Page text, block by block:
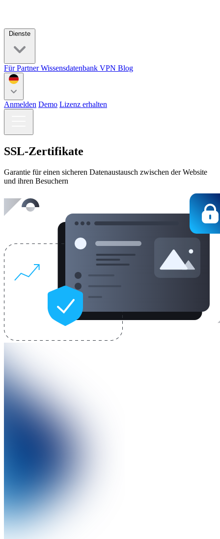
Dienste
Für PartnerWissensdatenbank VPN Blog
Anmelden Demo Lizenz erhalten
SSL-Zertifikate
Garantie für einen sicheren Datenaustausch zwischen der Website
und ihren Besuchern